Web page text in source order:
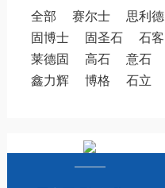
全部 赛尔士 思利德
固博士
固圣石 石客
莱德固
高石 意石
鑫力辉
博格 石立